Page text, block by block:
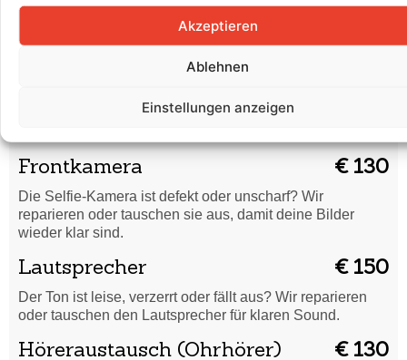
Akzeptieren
Ablehnen
Einstellungen anzeigen
Der Akku entlädt sich schnell oder lädt nicht mehr richtig?
Wir ersetzen die Batterie fachgerecht für volle Leistung.
reparieren oder tauschen die Rückkamera für gestochen
Frontkamera € 130
Die Selfie-Kamera ist defekt oder unscharf? Wir
reparieren oder tauschen sie aus, damit deine Bilder
wieder klar sind.
Lautsprecher € 150
Der Ton ist leise, verzerrt oder fällt aus? Wir reparieren
oder tauschen den Lautsprecher für klaren Sound.
Höreraustausch (Ohrhörer) € 130